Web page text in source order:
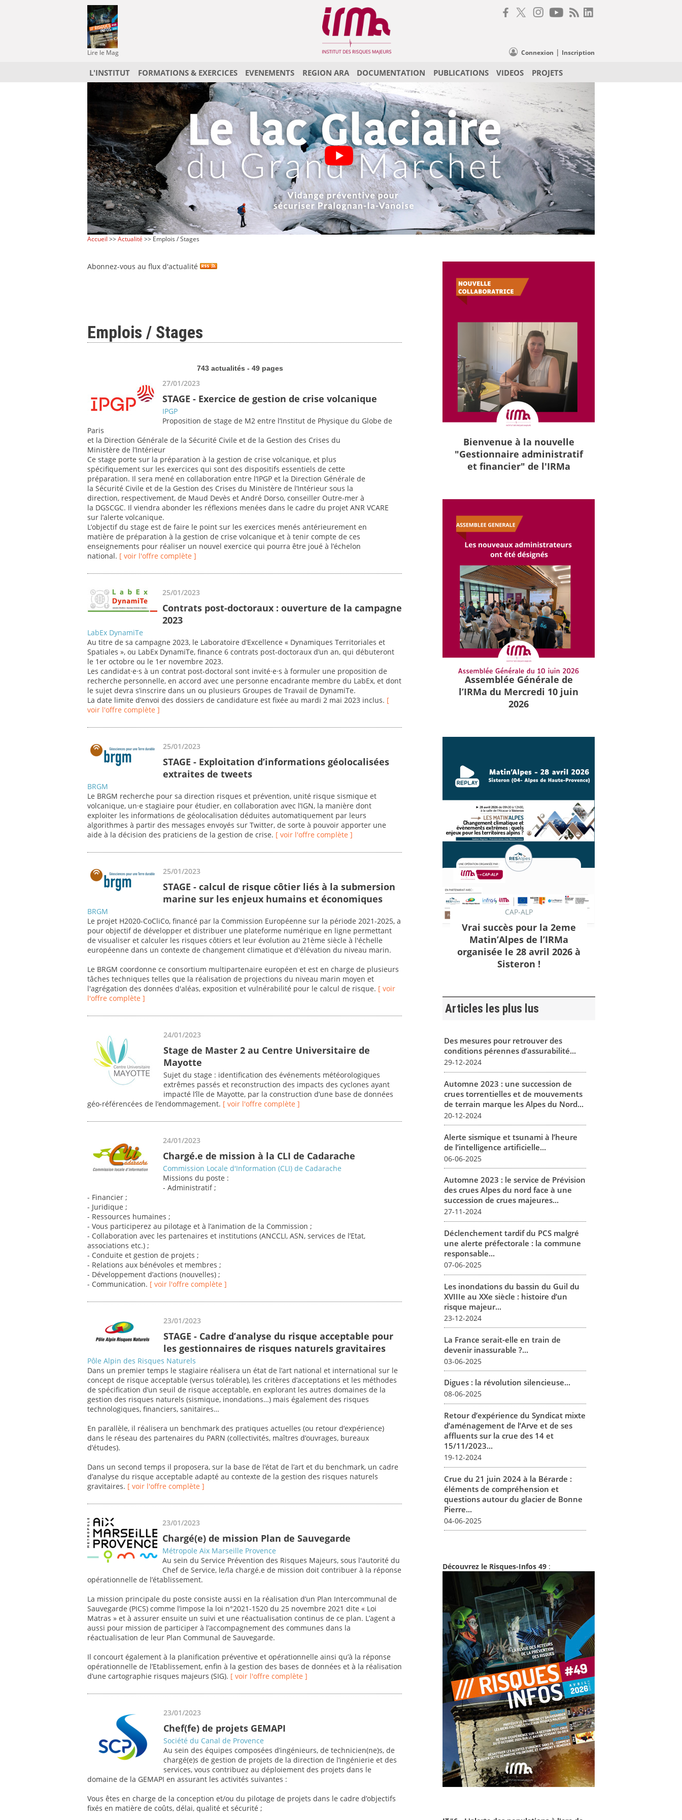
Lire le Mag Connexion | Inscription
L'INSTITUT FORMATIONS & EXERCICES EVENEMENTS REGION ARA DOCUMENTATION PUBLICATIONS VIDEOS PROJETS
Accueil >>Actualité >> Emplois / Stages
Abonnez-vous au flux d'actualité
Emplois / Stages
743 actualités - 49 pages
27/01/2023
STAGE - Exercice de gestion de crise volcanique
IPGP
Proposition de stage de M2 entre l’Institut de Physique du Globe de
Paris
et la Direction Générale de la Sécurité Civile et de la Gestion des Crises du
Ministère de l’Intérieur
Ce stage porte sur la préparation à la gestion de crise volcanique, et plus
spécifiquement sur les exercices qui sont des dispositifs essentiels de cette
préparation. Il sera mené en collaboration entre l’IPGP et la Direction Générale de
la Sécurité Civile et de la Gestion des Crises du Ministère de l’Intérieur sous la
direction, respectivement, de Maud Devès et André Dorso, conseiller Outre-mer à
la DGSCGC. Il viendra abonder les réflexions menées dans le cadre du projet ANR VCARE
sur l’alerte volcanique.
L’objectif du stage est de faire le point sur les exercices menés antérieurement en
matière de préparation à la gestion de crise volcanique et à tenir compte de ces
enseignements pour réaliser un nouvel exercice qui pourra être joué à l’échelon
national. [ voir l'offre complète ]
25/01/2023
Contrats post-doctoraux : ouverture de la campagne
2023
LabEx DynamiTe
Au titre de sa campagne 2023, le Laboratoire d’Excellence « Dynamiques Territoriales et
Spatiales », ou LabEx DynamiTe, finance 6 contrats post-doctoraux d’un an, qui débuteront
le 1er octobre ou le 1er novembre 2023.
Les candidat·e·s à un contrat post-doctoral sont invité·e·s à formuler une proposition de
recherche personnelle, en accord avec une personne encadrante membre du LabEx, et dont
le sujet devra s’inscrire dans un ou plusieurs Groupes de Travail de DynamiTe.
La date limite d’envoi des dossiers de candidature est fixée au mardi 2 mai 2023 inclus. [
voir l'offre complète ]
25/01/2023
STAGE - Exploitation d’informations géolocalisées
extraites de tweets
BRGM
Le BRGM recherche pour sa direction risques et prévention, unité risque sismique et
volcanique, un·e stagiaire pour étudier, en collaboration avec l’IGN, la manière dont
exploiter les informations de géolocalisation déduites automatiquement par leurs
algorithmes à partir des messages envoyés sur Twitter, de sorte à pouvoir apporter une
aide à la décision des praticiens de la gestion de crise. [ voir l'offre complète ]
25/01/2023
STAGE - calcul de risque côtier liés à la submersion
marine sur les enjeux humains et économiques
BRGM
Le projet H2020-CoCliCo, financé par la Commission Européenne sur la période 2021-2025, a
pour objectif de développer et distribuer une plateforme numérique en ligne permettant
de visualiser et calculer les risques côtiers et leur évolution au 21ème siècle à l'échelle
européenne dans un contexte de changement climatique et d'élévation du niveau marin.
Le BRGM coordonne ce consortium multipartenaire européen et est en charge de plusieurs
tâches techniques telles que la réalisation de projections du niveau marin moyen et
l'agrégation des données d'aléas, exposition et vulnérabilité pour le calcul de risque. [ voir
l'offre complète ]
24/01/2023
Stage de Master 2 au Centre Universitaire de
Mayotte
Sujet du stage : identification des événements météorologiques
extrêmes passés et reconstruction des impacts des cyclones ayant
impacté l’île de Mayotte, par la construction d’une base de données
géo‐référencées de l’endommagement. [ voir l'offre complète ]
24/01/2023
Chargé.e de mission à la CLI de Cadarache
Commission Locale d'Information (CLI) de Cadarache
Missions du poste :
- Administratif ;
- Financier ;
- Juridique ;
- Ressources humaines ;
- Vous participerez au pilotage et à l’animation de la Commission ;
- Collaboration avec les partenaires et institutions (ANCCLI, ASN, services de l’Etat,
associations etc.) ;
- Conduite et gestion de projets ;
- Relations aux bénévoles et membres ;
- Développement d’actions (nouvelles) ;
- Communication. [ voir l'offre complète ]
23/01/2023
STAGE - Cadre d’analyse du risque acceptable pour
les gestionnaires de risques naturels gravitaires
Pôle Alpin des Risques Naturels
Dans un premier temps le stagiaire réalisera un état de l’art national et international sur le
concept de risque acceptable (versus tolérable), les critères d’acceptations et les méthodes
de spécification d’un seuil de risque acceptable, en explorant les autres domaines de la
gestion des risques naturels (sismique, inondations…) mais également des risques
technologiques, financiers, sanitaires…
En parallèle, il réalisera un benchmark des pratiques actuelles (ou retour d’expérience)
dans le réseau des partenaires du PARN (collectivités, maîtres d’ouvrages, bureaux
d’études).
Dans un second temps il proposera, sur la base de l’état de l’art et du benchmark, un cadre
d’analyse du risque acceptable adapté au contexte de la gestion des risques naturels
gravitaires. [ voir l'offre complète ]
23/01/2023
Chargé(e) de mission Plan de Sauvegarde
Métropole Aix Marseille Provence
Au sein du Service Prévention des Risques Majeurs, sous l'autorité du
Chef de Service, le/la chargé.e de mission doit contribuer à la réponse
opérationnelle de l’établissement.
La mission principale du poste consiste aussi en la réalisation d’un Plan Intercommunal de
Sauvegarde (PICS) comme l’impose la loi n°2021-1520 du 25 novembre 2021 dite « Loi
Matras » et à assurer ensuite un suivi et une réactualisation continus de ce plan. L’agent a
aussi pour mission de participer à l’accompagnement des communes dans la
réactualisation de leur Plan Communal de Sauvegarde.
Il concourt également à la planification préventive et opérationnelle ainsi qu’à la réponse
opérationnelle de l’Etablissement, enfin à la gestion des bases de données et à la réalisation
d’une cartographie risques majeurs (SIG). [ voir l'offre complète ]
23/01/2023
Chef(fe) de projets GEMAPI
Société du Canal de Provence
Au sein des équipes composées d’ingénieurs, de technicien(ne)s, de
chargé(e)s de gestion de projets de la direction de l’ingénierie et des
services, vous contribuez au déploiement des projets dans le
domaine de la GEMAPI en assurant les activités suivantes :
Vous êtes en charge de la conception et/ou du pilotage de projets dans le cadre d’objectifs
fixés en matière de coûts, délai, qualité et sécurité ;
Bienvenue à la nouvelle
"Gestionnaire administratif
et financier" de l'IRMa
Assemblée Générale de
l’IRMa du Mercredi 10 juin
2026
CAP-ALP
Vrai succès pour la 2eme
Matin’Alpes de l’IRMa
organisée le 28 avril 2026 à
Sisteron !
Articles les plus lus
Des mesures pour retrouver des
conditions pérennes d’assurabilité...
29-12-2024
Automne 2023 : une succession de
crues torrentielles et de mouvements
de terrain marque les Alpes du Nord...
20-12-2024
Alerte sismique et tsunami à l’heure
de l’intelligence artificielle...
06-06-2025
Automne 2023 : le service de Prévision
des crues Alpes du nord face à une
succession de crues majeures...
27-11-2024
Déclenchement tardif du PCS malgré
une alerte préfectorale : la commune
responsable...
07-06-2025
Les inondations du bassin du Guil du
XVIIIe au XXe siècle : histoire d’un
risque majeur...
23-12-2024
La France serait-elle en train de
devenir inassurable ?...
03-06-2025
Digues : la révolution silencieuse...
08-06-2025
Retour d’expérience du Syndicat mixte
d’aménagement de l’Arve et de ses
affluents sur la crue des 14 et
15/11/2023...
19-12-2024
Crue du 21 juin 2024 à la Bérarde :
éléments de compréhension et
questions autour du glacier de Bonne
Pierre...
04-06-2025
Découvrez le Risques-Infos 49 :